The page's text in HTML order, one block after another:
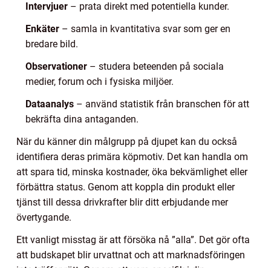
Intervjuer – prata direkt med potentiella kunder.
Enkäter – samla in kvantitativa svar som ger en
bredare bild.
Observationer – studera beteenden på sociala
medier, forum och i fysiska miljöer.
Dataanalys – använd statistik från branschen för att
bekräfta dina antaganden.
När du känner din målgrupp på djupet kan du också
identifiera deras primära köpmotiv. Det kan handla om
att spara tid, minska kostnader, öka bekvämlighet eller
förbättra status. Genom att koppla din produkt eller
tjänst till dessa drivkrafter blir ditt erbjudande mer
övertygande.
Ett vanligt misstag är att försöka nå ”alla”. Det gör ofta
att budskapet blir urvattnat och att marknadsföringen